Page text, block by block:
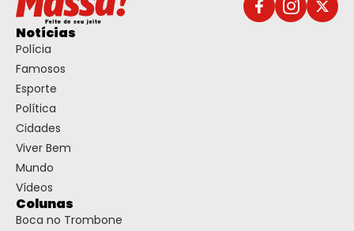
Notícias
Polícia
Famosos
Esporte
Política
Cidades
Viver Bem
Mundo
Vídeos
Colunas
Boca no Trombone